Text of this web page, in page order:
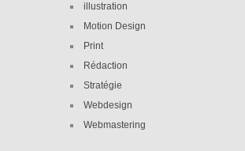
illustration
Motion Design
Print
Rédaction
Stratégie
Webdesign
Webmastering